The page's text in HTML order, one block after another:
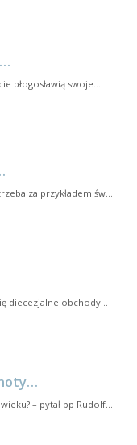
błogosławią swoje…
za przykładem św.…
diecezjalne obchody…
– pytał bp Rudolf…